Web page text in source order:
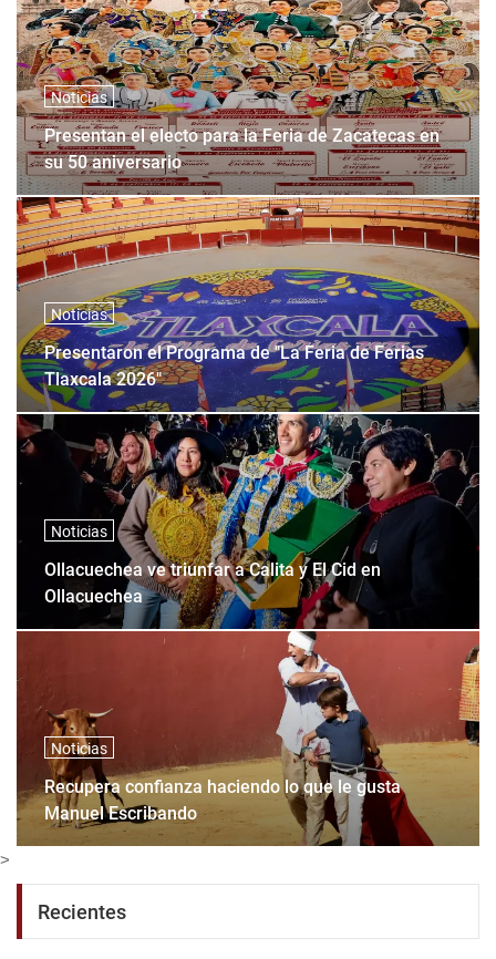
Noticias
Presentan el electo para la Feria de Zacatecas en
su 50 aniversario
Noticias
Presentaron el Programa de "La Feria de Ferias
Tlaxcala 2026"
Noticias
Ollacuechea ve triunfar a Calita y El Cid en
Ollacuechea
Noticias
Recupera confianza haciendo lo que le gusta
Manuel Escribando
>
Recientes